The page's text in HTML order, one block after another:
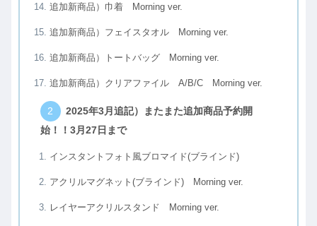
追加新商品）巾着 Morning ver.
追加新商品）フェイスタオル Morning ver.
追加新商品）トートバッグ Morning ver.
追加新商品）クリアファイル A/B/C Morning ver.
2025年3月追記）またまた追加商品予約開
始！！3月27日まで
インスタントフォト風ブロマイド(ブラインド)
アクリルマグネット(ブラインド) Morning ver.
レイヤーアクリルスタンド Morning ver.